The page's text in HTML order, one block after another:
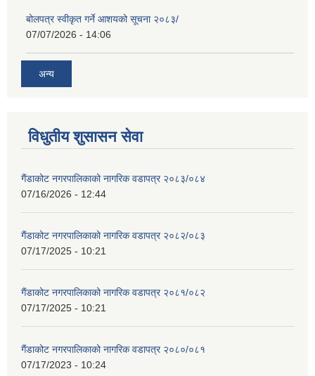
बोलपत्र स्वीकृत गर्ने आशयको सूचना २०८३/
07/07/2026 - 14:06
अन्य
विधुतीय शुसासन सेवा
गैंडाकोट नगरपालिकाको नागरिक वडापत्र २०८३/०८४
07/16/2026 - 12:44
गैंडाकोट नगरपालिकाको नागरिक वडापत्र २०८२/०८३
07/17/2025 - 10:21
गैंडाकोट नगरपालिकाको नागरिक वडापत्र २०८१/०८२
07/17/2025 - 10:21
गैंडाकोट नगरपालिकाको नागरिक वडापत्र २०८०/०८१
07/17/2023 - 10:24